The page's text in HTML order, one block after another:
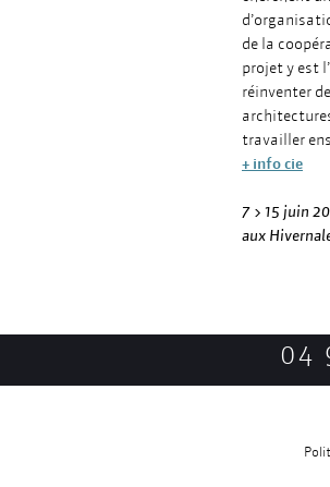
de la
projet y est
réinventer
travailler
+ info cie
7 > 15 juin
aux
04